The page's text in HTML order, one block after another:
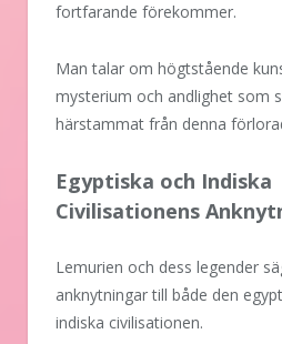
fortfarande förekommer.
Man talar om högtstående
mysterium och andlighet som
härstammat från denna
Egyptiska och Indiska
Civilisationens
Lemurien och dess legender
anknytningar till både den
indiska civilisationen.